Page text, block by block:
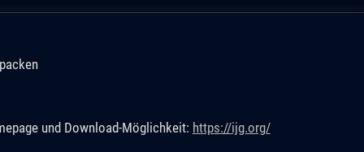
und Download-Möglichkeit: https://ijg.org/